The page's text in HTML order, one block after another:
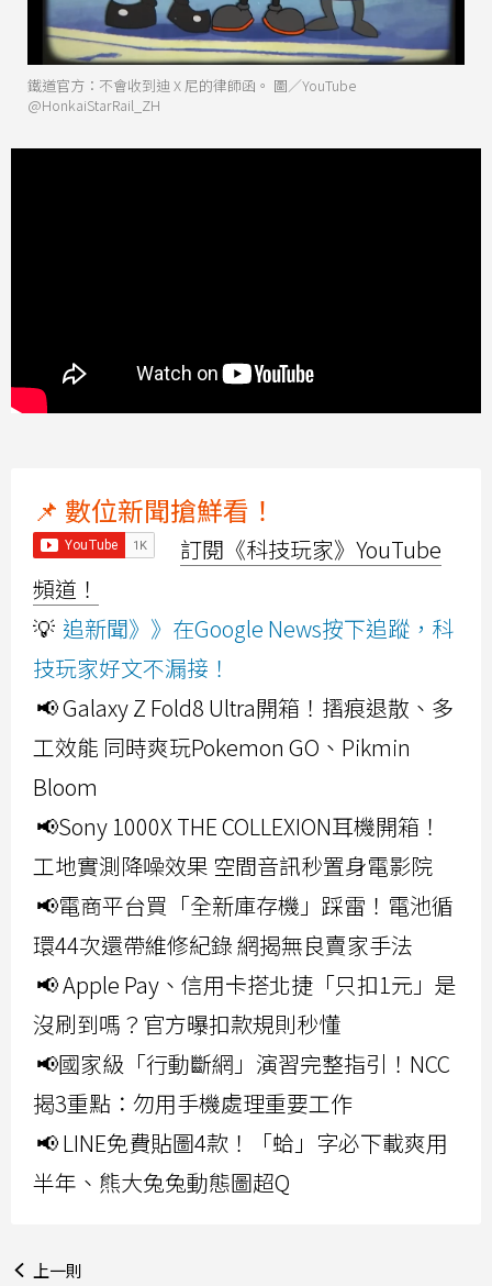
鐵道官方：不會收到迪 X 尼的律師函。 圖／YouTube
@HonkaiStarRail_ZH
📌 數位新聞搶鮮看！
訂閱《科技玩家》YouTube
頻道！
💡 追新聞》》在Google News按下追蹤，科
技玩家好文不漏接！
📢 Galaxy Z Fold8 Ultra開箱！摺痕退散、多
工效能 同時爽玩Pokemon GO、Pikmin
Bloom
📢Sony 1000X THE COLLEXION耳機開箱！
工地實測降噪效果 空間音訊秒置身電影院
📢電商平台買「全新庫存機」踩雷！電池循
環44次還帶維修紀錄 網揭無良賣家手法
📢 Apple Pay、信用卡搭北捷「只扣1元」是
沒刷到嗎？官方曝扣款規則秒懂
📢國家級「行動斷網」演習完整指引！NCC
揭3重點：勿用手機處理重要工作
📢 LINE免費貼圖4款！「蛤」字必下載爽用
半年、熊大兔兔動態圖超Q
上一則